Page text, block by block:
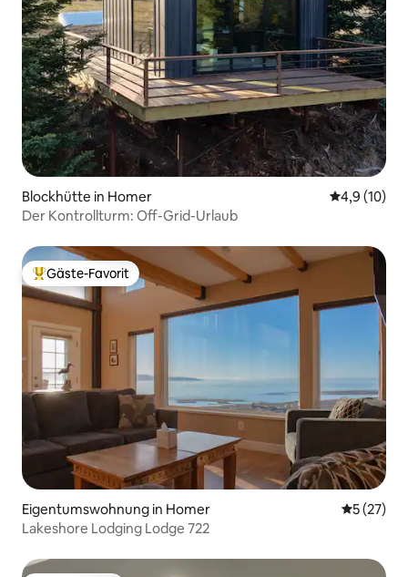
Blockhütte in Homer
4,9 (10)
Der Kontrollturm: Off-Grid-Urlaub
Beliebter Gäste-Favorit.
Gäste-Favorit
Eigentumswohnung in Homer
5 (27)
Lakeshore Lodging Lodge 722